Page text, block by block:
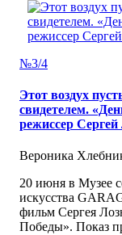
№3/4
Этот воздух
свидетелем.
режиссер Сергей
Вероника
20 июня в Музее
искусства
фильм Сергея
Победы». Показ